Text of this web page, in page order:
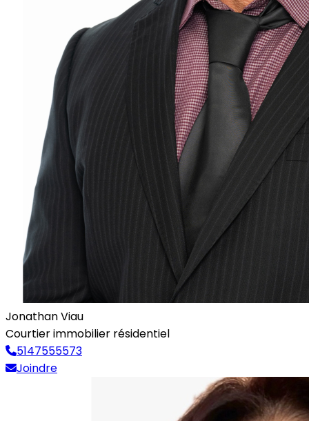
Jonathan Viau
Courtier immobilier résidentiel
5147555573
Joindre